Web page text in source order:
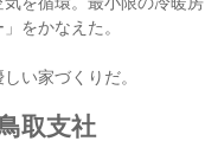
をかなえた。
い家づくりだ。
取支社